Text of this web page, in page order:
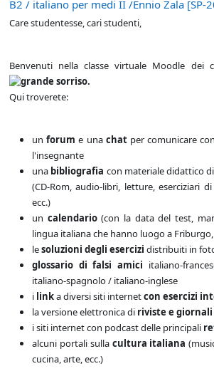
B2 / italiano per medi II /Ennio Zala [SP-
Care studentesse, cari studenti,
Benvenuti nella classe virtuale Moodle dei
.
Qui troverete:
unforum e una chatper comunicare
l'insegnante
una bibliografia con materiale didattico
(CD-Rom, audio-libri, letture, eserciziari
ecc.)
un calendario(con la data del test,
lingua italiana che hanno luogo a Friburgo,
lesoluzioni degli esercizi distribuiti in
glossario difalsi amici italiano-
italiano-spagnolo / italiano-inglese
i linka diversi siti internetcon esercizi
la versione elettronica di riviste e
i siti internet con podcast delle principali
alcuni portali sulla cultura italiana
cucina, arte, ecc.)